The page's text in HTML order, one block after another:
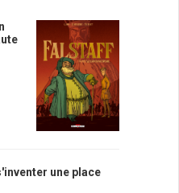
une place